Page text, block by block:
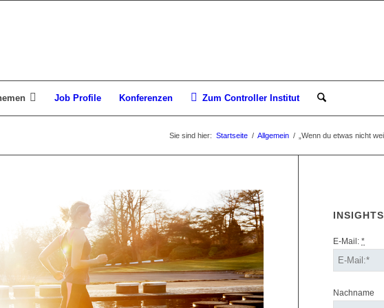
Job Profile Konferenzen Zum Controller Institut
Sie sind hier: Startseite / Allgemein / „Wenn du etwas nicht
E-Mail:*
Nachname